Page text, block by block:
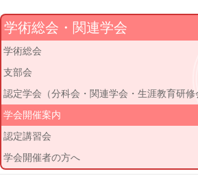
学術総会・関連学会
学術総会
支部会
認定学会（分科会・関連学会・生涯教育研修
学会開催案内
認定講習会
学会開催者の方へ